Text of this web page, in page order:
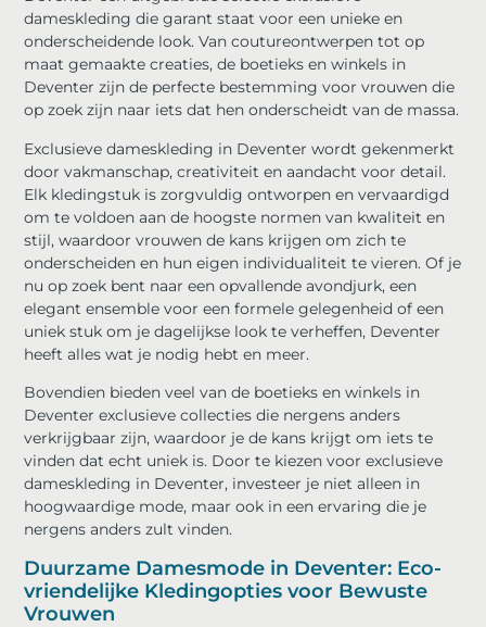
dameskleding die garant staat voor een unieke en
onderscheidende look. Van coutureontwerpen tot op
maat gemaakte creaties, de boetieks en winkels in
Deventer zijn de perfecte bestemming voor vrouwen die
op zoek zijn naar iets dat hen onderscheidt van de massa.
Exclusieve dameskleding in Deventer wordt gekenmerkt
door vakmanschap, creativiteit en aandacht voor detail.
Elk kledingstuk is zorgvuldig ontworpen en vervaardigd
om te voldoen aan de hoogste normen van kwaliteit en
stijl, waardoor vrouwen de kans krijgen om zich te
onderscheiden en hun eigen individualiteit te vieren. Of je
nu op zoek bent naar een opvallende avondjurk, een
elegant ensemble voor een formele gelegenheid of een
uniek stuk om je dagelijkse look te verheffen, Deventer
heeft alles wat je nodig hebt en meer.
Bovendien bieden veel van de boetieks en winkels in
Deventer exclusieve collecties die nergens anders
verkrijgbaar zijn, waardoor je de kans krijgt om iets te
vinden dat echt uniek is. Door te kiezen voor exclusieve
dameskleding in Deventer, investeer je niet alleen in
hoogwaardige mode, maar ook in een ervaring die je
nergens anders zult vinden.
Duurzame Damesmode in Deventer: Eco-
vriendelijke Kledingopties voor Bewuste
Vrouwen